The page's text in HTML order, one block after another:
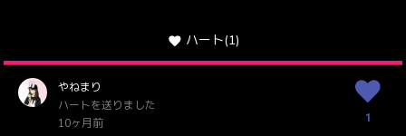
ハート(1)
やねまり
ハートを送りました
10ヶ月前
1